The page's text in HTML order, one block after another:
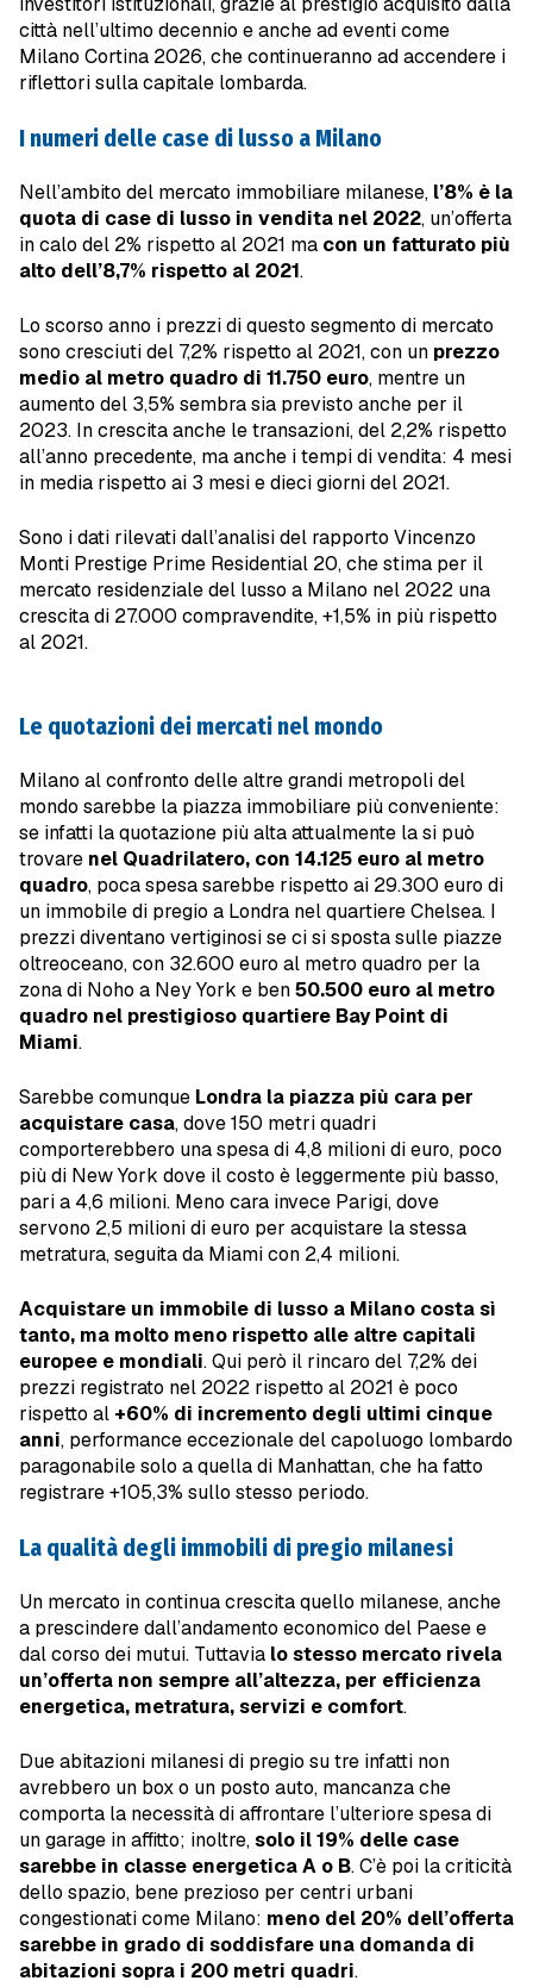
città nell’ultimo decennio e anche ad eventi come
Milano Cortina 2026, che continueranno ad accendere i
riflettori sulla capitale lombarda.
I numeri delle case di lusso a Milano
Nell’ambito del mercato immobiliare milanese, l’8% è la
quota di case di lusso in vendita nel 2022, un’offerta
in calo del 2% rispetto al 2021 ma con un fatturato più
alto dell’8,7% rispetto al 2021.
Lo scorso anno i prezzi di questo segmento di mercato
sono cresciuti del 7,2% rispetto al 2021, con un prezzo
medio al metro quadro di 11.750 euro, mentre un
aumento del 3,5% sembra sia previsto anche per il
2023. In crescita anche le transazioni, del 2,2% rispetto
all’anno precedente, ma anche i tempi di vendita: 4 mesi
in media rispetto ai 3 mesi e dieci giorni del 2021.
Sono i dati rilevati dall’analisi del rapporto Vincenzo
Monti Prestige Prime Residential 20, che stima per il
mercato residenziale del lusso a Milano nel 2022 una
crescita di 27.000 compravendite, +1,5% in più rispetto
al 2021.
Le quotazioni dei mercati nel mondo
Milano al confronto delle altre grandi metropoli del
mondo sarebbe la piazza immobiliare più conveniente:
se infatti la quotazione più alta attualmente la si può
trovare nel Quadrilatero, con 14.125 euro al metro
quadro, poca spesa sarebbe rispetto ai 29.300 euro di
un immobile di pregio a Londra nel quartiere Chelsea. I
prezzi diventano vertiginosi se ci si sposta sulle piazze
oltreoceano, con 32.600 euro al metro quadro per la
zona di Noho a Ney York e ben50.500 euro al metro
quadro nel prestigioso quartiere Bay Point di
Miami.
Sarebbe comunque Londra la piazza più cara per
acquistare casa, dove 150 metri quadri
comporterebbero una spesa di 4,8 milioni di euro, poco
più di New York dove il costo è leggermente più basso,
pari a 4,6 milioni. Meno cara invece Parigi, dove
servono 2,5 milioni di euro per acquistare la stessa
metratura, seguita da Miami con 2,4 milioni.
Acquistare un immobile di lusso a Milano costa sì
tanto, ma molto meno rispetto alle altre capitali
europee e mondiali. Qui però il rincaro del 7,2% dei
prezzi registrato nel 2022 rispetto al 2021 è poco
rispetto al +60% di incremento degli ultimi cinque
anni, performance eccezionale del capoluogo lombardo
paragonabile solo a quella di Manhattan, che ha fatto
registrare +105,3% sullo stesso periodo.
La qualità degli immobili di pregio milanesi
Un mercato in continua crescita quello milanese, anche
a prescindere dall’andamento economico del Paese e
dal corso dei mutui. Tuttavia lo stesso mercato rivela
un’offerta non sempre all’altezza, per efficienza
energetica, metratura, servizi e comfort.
Due abitazioni milanesi di pregio su tre infatti non
avrebbero un box o un posto auto, mancanza che
comporta la necessità di affrontare l’ulteriore spesa di
un garage in affitto; inoltre,solo il 19% delle case
sarebbe in classe energetica A o B. C’è poi la criticità
dello spazio, bene prezioso per centri urbani
congestionati come Milano: meno del 20% dell’offerta
sarebbe in grado di soddisfare una domanda di
abitazioni sopra i 200 metri quadri.